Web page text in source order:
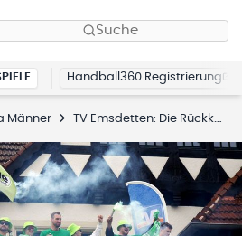
Suche
Handball360 Registrierung
Männer TV Emsdetten: Die Rückkehr des Zweitliga-Dinos